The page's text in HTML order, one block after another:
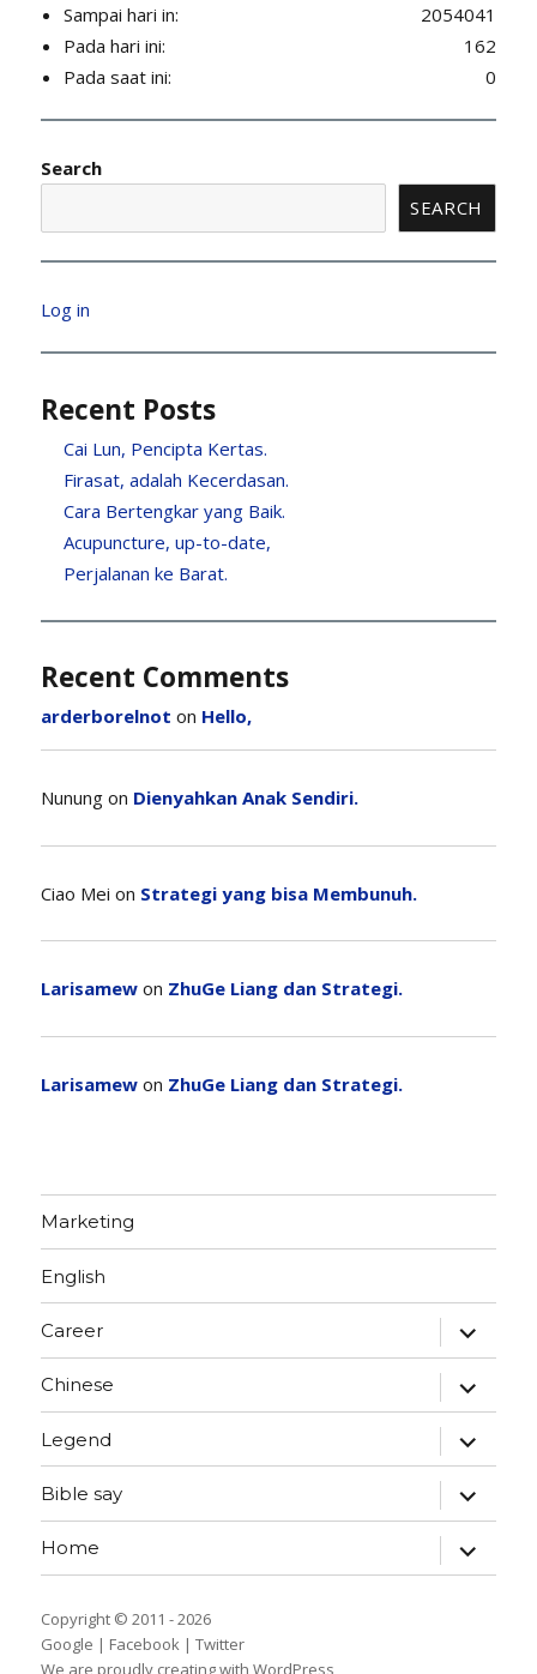
2054041
Sampai hari in:
162
Pada hari ini:
0
Pada saat ini:
Search
SEARCH
Log in
Recent Posts
Cai Lun, Pencipta Kertas.
Firasat, adalah Kecerdasan.
Cara Bertengkar yang Baik.
Acupuncture, up-to-date,
Perjalanan ke Barat.
Recent Comments
arderborelnot on Hello,
Nunung on Dienyahkan Anak Sendiri.
Ciao Mei on Strategi yang bisa Membunuh.
Larisamew on ZhuGe Liang dan Strategi.
Larisamew on ZhuGe Liang dan Strategi.
Marketing
English
Career expand
child
menu
Chinese expand
child
menu
Legend expand
child
menu
Bible say expand
child
menu
Home expand
child
menu
Copyright © 2011 - 2026
Google | Facebook |Twitter
We are proudly creating with WordPress